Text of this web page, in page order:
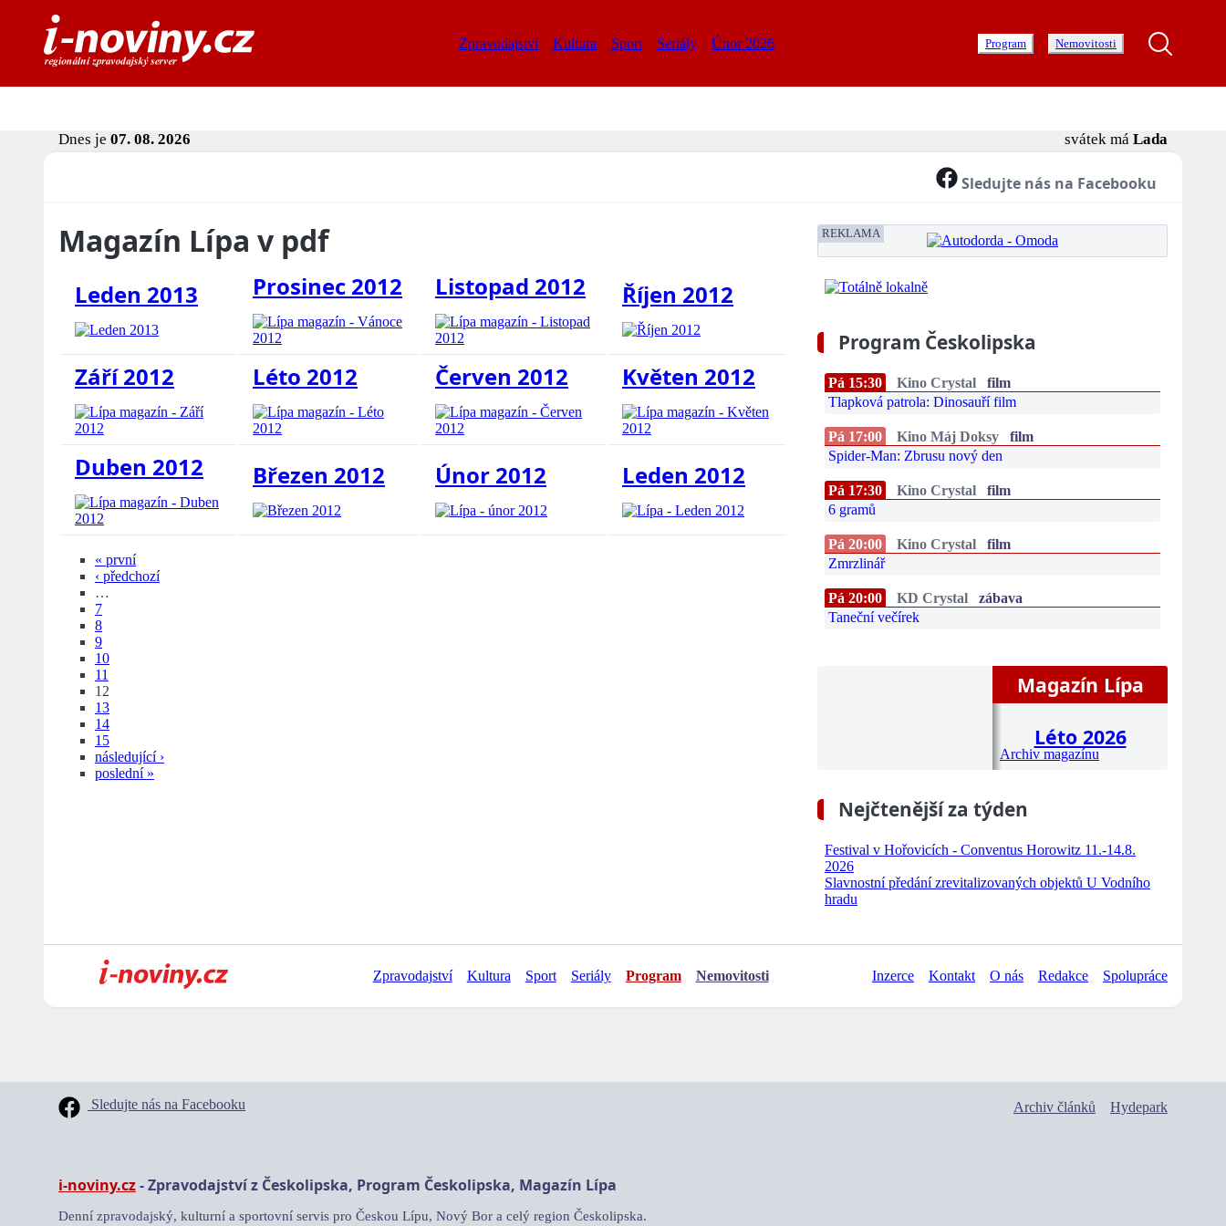
Zpravodajství Kultura Sport Seriály Únor 2026 Program Nemovitosti
Dnes je 07. 08. 2026 svátek má Lada
Sledujte nás na Facebooku
Magazín Lípa v pdf
Leden 2013 Prosinec 2012 Listopad 2012 Říjen 2012
Září 2012 Léto 2012 Červen 2012 Květen 2012
Duben 2012 Březen 2012 Únor 2012 Leden 2012
« první
‹ předchozí
…
7
8
9
10
11
12
13
14
15
následující ›
poslední »
REKLAMA
Program Českolipska
Pá 15:30 Kino Crystal
film
Tlapková patrola: Dinosauří film
Pá 17:00 Kino Máj Doksy
film
Spider-Man: Zbrusu nový den
Pá 17:30 Kino Crystal
film
6 gramů
Pá 20:00 Kino Crystal
film
Zmrzlinář
Pá 20:00 KD Crystal
zábava
Taneční večírek
Magazín Lípa
Léto 2026
Archiv magazínu
Nejčtenější za týden
Festival v Hořovicích - Conventus Horowitz 11.-14.8.
2026
Slavnostní předání zrevitalizovaných objektů U Vodního
hradu
Zpravodajství Kultura Sport Seriály Program Nemovitosti Inzerce Kontakt O nás Redakce Spolupráce
Sledujte nás na Facebooku Archiv článků Hydepark
i-noviny.cz- Zpravodajství z Českolipska, Program Českolipska, Magazín Lípa
Denní zpravodajský, kulturní a sportovní servis pro Českou Lípu, Nový Bor a celý region Českolipska.